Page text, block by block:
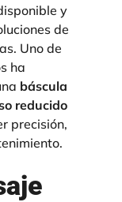
y
de
Uno de
ha
báscula
reducido
precisión,